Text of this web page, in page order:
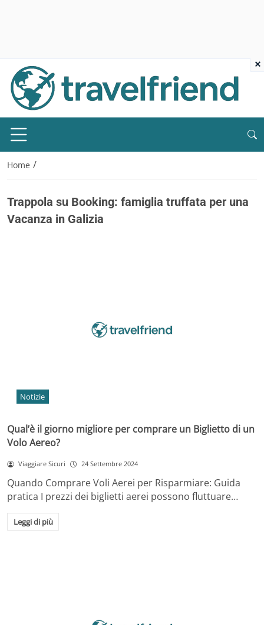
Home /
Trappola su Booking: famiglia truffata per una
Vacanza in Galizia
Notizie
Qual’è il giorno migliore per comprare un Biglietto di un
Volo Aereo?
Viaggiare Sicuri 24 Settembre 2024
Quando Comprare Voli Aerei per Risparmiare: Guida
pratica I prezzi dei biglietti aerei possono fluttuare…
Leggi di più
×